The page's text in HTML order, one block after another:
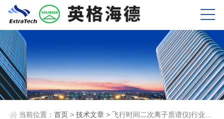
当前位置：首页 >技术文章 > 飞行时间二次离子质谱仪|行业科普